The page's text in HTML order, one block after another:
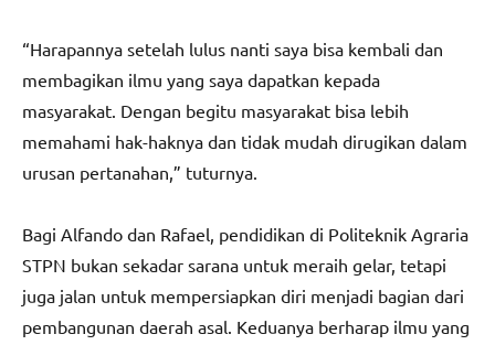
“Harapannya setelah lulus nanti saya bisa kembali dan
membagikan ilmu yang saya dapatkan kepada
masyarakat. Dengan begitu masyarakat bisa lebih
memahami hak-haknya dan tidak mudah dirugikan dalam
urusan pertanahan,” tuturnya.
Bagi Alfando dan Rafael, pendidikan di Politeknik Agraria
STPN bukan sekadar sarana untuk meraih gelar, tetapi
juga jalan untuk mempersiapkan diri menjadi bagian dari
pembangunan daerah asal. Keduanya berharap ilmu yang